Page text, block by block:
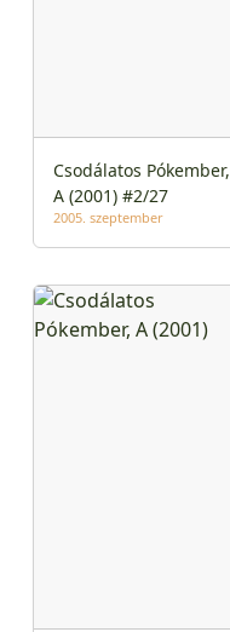
Csodálatos Pókember,
A (2001) #2/27
2005. szeptember